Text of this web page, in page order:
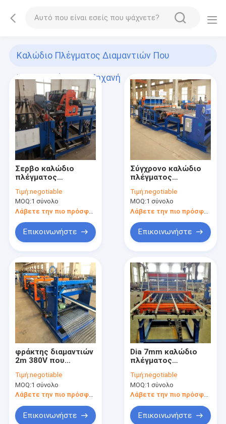
Καλώδιο Πλέγματος Διαμαντιών Που
Κατασκευάζει Τη Μηχανή
(20)
Σερβο καλώδιο
πλέγματος
κάνει το
εναλλάσσοντας
σχέδιο μηχανών
Τιμή:negotiable
MOQ:1 σύνολο
Λάβετε την πιο πρόσφατη τιμή
Επικοινωνήστε
Σύγχρονο καλώδιο
πλέγματος
κάνει το
γαλβανισμένο
70times/Min
καλώδιο μηχανών
Τιμή:negotiable
MOQ:1 σύνολο
Επικοινωνήστε
φράκτης διαμαντιών
2m 380V που
μηχανή,
κατασκευασμένος
εξοπλισμός
καλωδίων
υφάσματος
Τιμή:negotiable
MOQ:1 σύνολο
Λάβετε την πιο πρόσφατη τιμή
Επικοινωνήστε
Dia 7mm καλώδιο
πλέγματος
κατασκευάζει τη
μηχανή το πολυ
γαλβανισμένο χοάνη
Τιμή:negotiable
MOQ:1 σύνολο
Επικοινωνήστε